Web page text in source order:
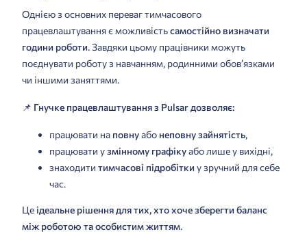
Однією з основних переваг тимчасового
працевлаштування є можливістьсамостійно визначати
години роботи. Завдяки цьому працівники можуть
поєднувати роботу з навчанням, родинними обов’язками
чи іншими заняттями.
📌 Гнучке працевлаштування з Pulsar дозволяє:
працювати на повнуабо неповну зайнятість,
працювати узмінному графікуабо лише у вихідні,
знаходити тимчасові підробітки у зручний для себе
час.
Цеідеальне рішення для тих, хто хоче зберегти баланс
між роботою та особистим життям.